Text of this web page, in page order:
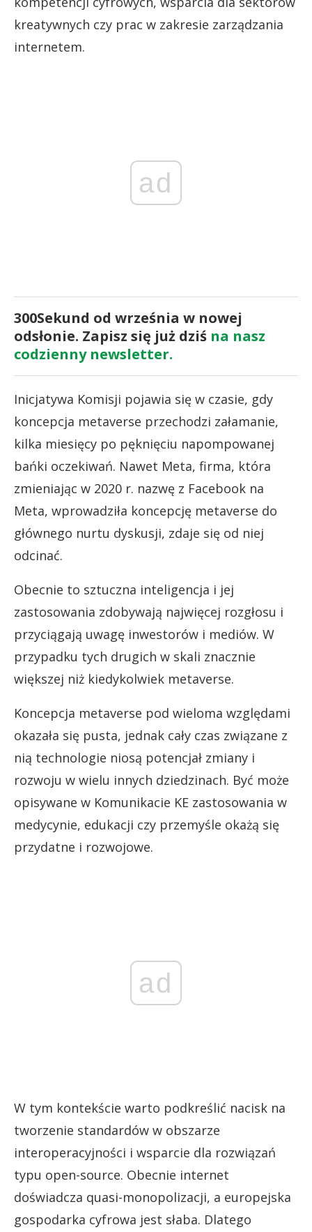
kreatywnych czy prac w zakresie zarządzania
internetem.
ad
300Sekund od września w nowej
odsłonie. Zapisz się już dziś na nasz
codzienny newsletter.
Inicjatywa Komisji pojawia się w czasie, gdy
koncepcja metaverse przechodzi załamanie,
kilka miesięcy po pęknięciu napompowanej
bańki oczekiwań. Nawet Meta, firma, która
zmieniając w 2020 r. nazwę z Facebook na
Meta, wprowadziła koncepcję metaverse do
głównego nurtu dyskusji, zdaje się od niej
odcinać.
Obecnie to sztuczna inteligencja i jej
zastosowania zdobywają najwięcej rozgłosu i
przyciągają uwagę inwestorów i mediów. W
przypadku tych drugich w skali znacznie
większej niż kiedykolwiek metaverse.
Koncepcja metaverse pod wieloma względami
okazała się pusta, jednak cały czas związane z
nią technologie niosą potencjał zmiany i
rozwoju w wielu innych dziedzinach. Być może
opisywane w Komunikacie KE zastosowania w
medycynie, edukacji czy przemyśle okażą się
przydatne i rozwojowe.
ad
W tym kontekście warto podkreślić nacisk na
tworzenie standardów w obszarze
interoperacyjności i wsparcie dla rozwiązań
typu open-source. Obecnie internet
doświadcza quasi-monopolizacji, a europejska
gospodarka cyfrowa jest słaba. Dlatego